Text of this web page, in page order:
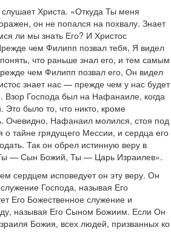
Христа. «Откуда Ты меня
он не попался на похвалу. Знает
ли мы знать Его? И Христос
чем Филипп позвал тебя, Я видел
что раньше знал его, и тем самым
чем Филипп позвал его, Он видел
знает нас — прежде чем у нас будет
Взор Господа был на Нафанаиле, когда
Это было то, что никто, кроме
Очевидно, Нафанаил молился, стоя под
тайне грядущего Мессии, и сердца его
Так он обрел истинную веру в
— Сын Божий, Ты — Царь Израилев».
сердцем исповедует он эту веру. Он
Господа, называя Его
Его Божественное служение и
называя Его Сыном Божиим. Если Он
Божия, всех людей, призванных ко